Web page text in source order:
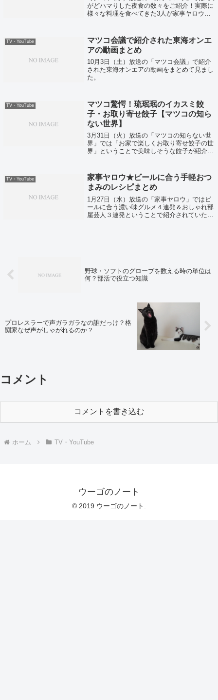
がどハマりした夜食の数々をご紹介！実際に
様々な料理を食べてきた3人が家事ヤロウ的
TV・YouTube
マツコ会議で紹介された東海オンエ
アの動画まとめ
10月3日（土）放送の「マツコ会議」で紹介
された東海オンエアの動画をまとめて見まし
た。
TV・YouTube
マツコ驚愕！琉珉珉のイカスミ餃
子・お取り寄せ餃子【マツコの知ら
ない世界】
3月31日（火）放送の「マツコの知らない世
界」では「お家で楽しくお取り寄せ餃子の世
界」ということで美味しそうな餃子が紹介さ
TV・YouTube
家事ヤロウ★ビールに合う手軽おつ
まみのレシピまとめ
1月27日（水）放送の「家事ヤロウ」ではビ
ールに合う濃い味グルメ４連発＆おしゃれ部
屋芸人３連発ということで紹介されていたレ
野球・ソフトのグローブを数える時の単位は
何？部活で役立つ知識
プロレスラーで声ガラガラなの誰だっけ？格
闘家なぜ声がしゃがれるのか？
コメント
コメントを書き込む
ホーム TV・YouTube
ウーゴのノート
© 2019 ウーゴのノート.